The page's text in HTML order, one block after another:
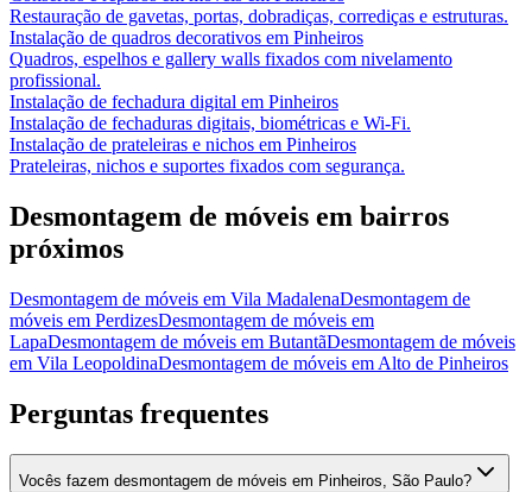
Restauração de gavetas, portas, dobradiças, corrediças e estruturas.
Instalação de quadros decorativos em Pinheiros
Quadros, espelhos e gallery walls fixados com nivelamento
profissional.
Instalação de fechadura digital em Pinheiros
Instalação de fechaduras digitais, biométricas e Wi-Fi.
Instalação de prateleiras e nichos em Pinheiros
Prateleiras, nichos e suportes fixados com segurança.
Desmontagem de móveis em bairros
próximos
Desmontagem de móveis em Vila MadalenaDesmontagem de
móveis em PerdizesDesmontagem de móveis em
LapaDesmontagem de móveis em ButantãDesmontagem de móveis
em Vila LeopoldinaDesmontagem de móveis em Alto de Pinheiros
Perguntas frequentes
Vocês fazem desmontagem de móveis em Pinheiros, São Paulo?